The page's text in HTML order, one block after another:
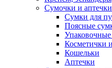
Сумочки и аптечки
Сумки для
Поясные
Косметички
Кошельки
Аптечки